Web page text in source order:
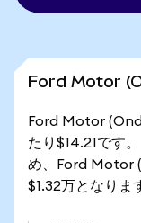
Ford Motor
Ford Motor
たり$14.21です
め、Ford Motor
$1.32万となりま